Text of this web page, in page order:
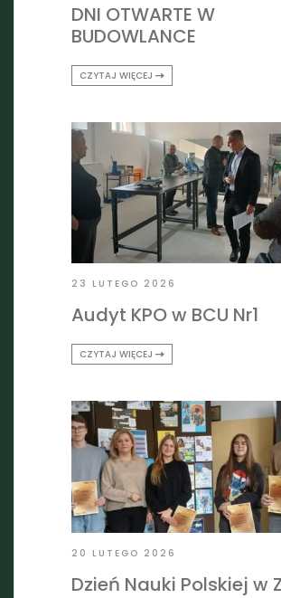
DNI OTWARTE W
BUDOWLANCE
CZYTAJ WIĘCEJ
23 LUTEGO 2026
Audyt KPO w BCU Nr1
CZYTAJ WIĘCEJ
20 LUTEGO 2026
Dzień Nauki Polskiej w